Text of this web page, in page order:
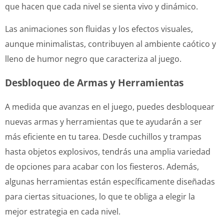
que hacen que cada nivel se sienta vivo y dinámico.
Las animaciones son fluidas y los efectos visuales,
aunque minimalistas, contribuyen al ambiente caótico y
lleno de humor negro que caracteriza al juego.
Desbloqueo de Armas y Herramientas
A medida que avanzas en el juego, puedes desbloquear
nuevas armas y herramientas que te ayudarán a ser
más eficiente en tu tarea. Desde cuchillos y trampas
hasta objetos explosivos, tendrás una amplia variedad
de opciones para acabar con los fiesteros. Además,
algunas herramientas están específicamente diseñadas
para ciertas situaciones, lo que te obliga a elegir la
mejor estrategia en cada nivel.